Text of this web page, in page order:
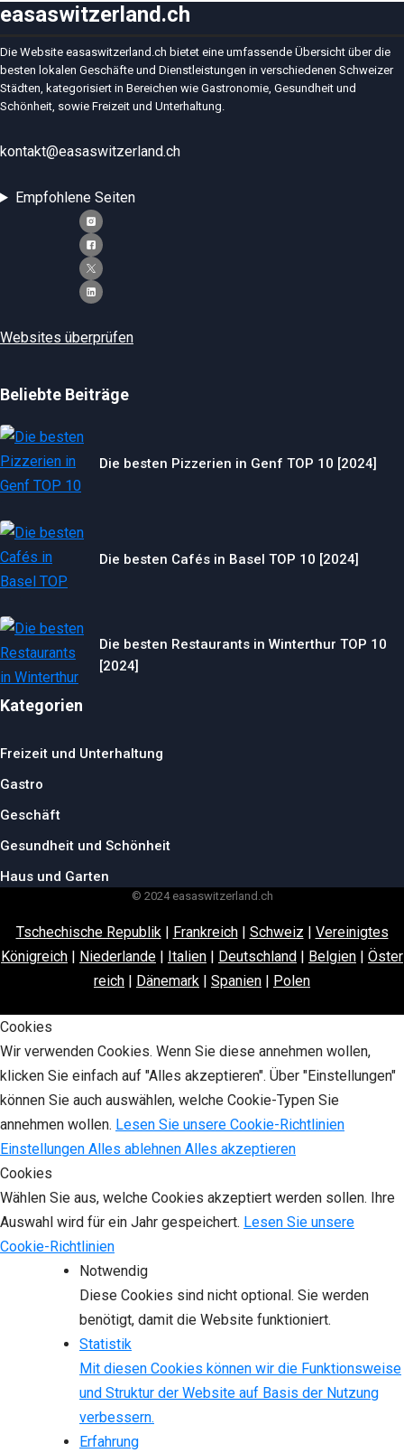
easaswitzerland.ch
Die Website easaswitzerland.ch bietet eine umfassende Übersicht über die
besten lokalen Geschäfte und Dienstleistungen in verschiedenen Schweizer
Städten, kategorisiert in Bereichen wie Gastronomie, Gesundheit und
Schönheit, sowie Freizeit und Unterhaltung.
kontakt@easaswitzerland.ch
Empfohlene Seiten
Websites überprüfen
Beliebte Beiträge
Die besten Pizzerien in Genf TOP 10 [2024]
Die besten Cafés in Basel TOP 10 [2024]
Die besten Restaurants in Winterthur TOP 10
[2024]
Kategorien
Freizeit und Unterhaltung
Gastro
Geschäft
Gesundheit und Schönheit
Haus und Garten
© 2024 easaswitzerland.ch
Tschechische Republik| Frankreich| Schweiz | Vereinigtes
Königreich | Niederlande | Italien | Deutschland | Belgien | Öster
reich | Dänemark | Spanien | Polen
Cookies
Wir verwenden Cookies. Wenn Sie diese annehmen wollen,
klicken Sie einfach auf "Alles akzeptieren". Über "Einstellungen"
können Sie auch auswählen, welche Cookie-Typen Sie
annehmen wollen. Lesen Sie unsere Cookie-Richtlinien
Einstellungen Alles ablehnen Alles akzeptieren
Cookies
Wählen Sie aus, welche Cookies akzeptiert werden sollen. Ihre
Auswahl wird für ein Jahr gespeichert. Lesen Sie unsere
Cookie-Richtlinien
Notwendig
Diese Cookies sind nicht optional. Sie werden
benötigt, damit die Website funktioniert.
Statistik
Mit diesen Cookies können wir die Funktionsweise
und Struktur der Website auf Basis der Nutzung
verbessern.
Erfahrung